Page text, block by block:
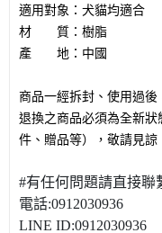
適用對象：犬貓均適合
材 質：樹脂
產 地：中國
商品一經拆封、使用過後
退換之商品必須為全新
件、贈品等），敬請見諒
#有任何問題請直接聯
電話:0912030936
LINE ID:0912030936